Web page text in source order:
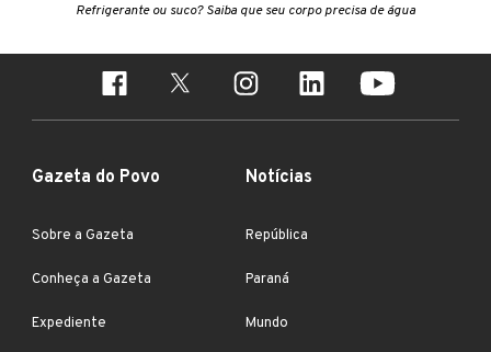
Refrigerante ou suco? Saiba que seu corpo precisa de água
Gazeta do Povo
Sobre a Gazeta
Conheça a Gazeta
Expediente
Notícias
República
Paraná
Mundo